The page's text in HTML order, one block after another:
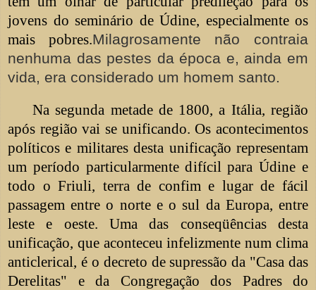
jovens do seminário de Údine, especialmente os
mais pobres.Milagrosamente não contraia
nenhuma das pestes da época e, ainda em
vida, era considerado um homem santo.
Na segunda metade de 1800, a Itália, região
após região vai se unificando. Os acontecimentos
políticos e militares desta unificação representam
um período particularmente difícil para Údine e
todo o Friuli, terra de confim e lugar de fácil
passagem entre o norte e o sul da Europa, entre
leste e oeste. Uma das conseqüências desta
unificação, que aconteceu infelizmente num clima
anticlerical, é o decreto de supressão da "Casa das
Derelitas" e da Congregação dos Padres do